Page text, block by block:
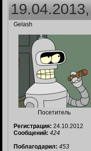
Gelash
Посетитель
Регистрация: 24.10.2012
Сообщений: 424
Поблагодарил: 453